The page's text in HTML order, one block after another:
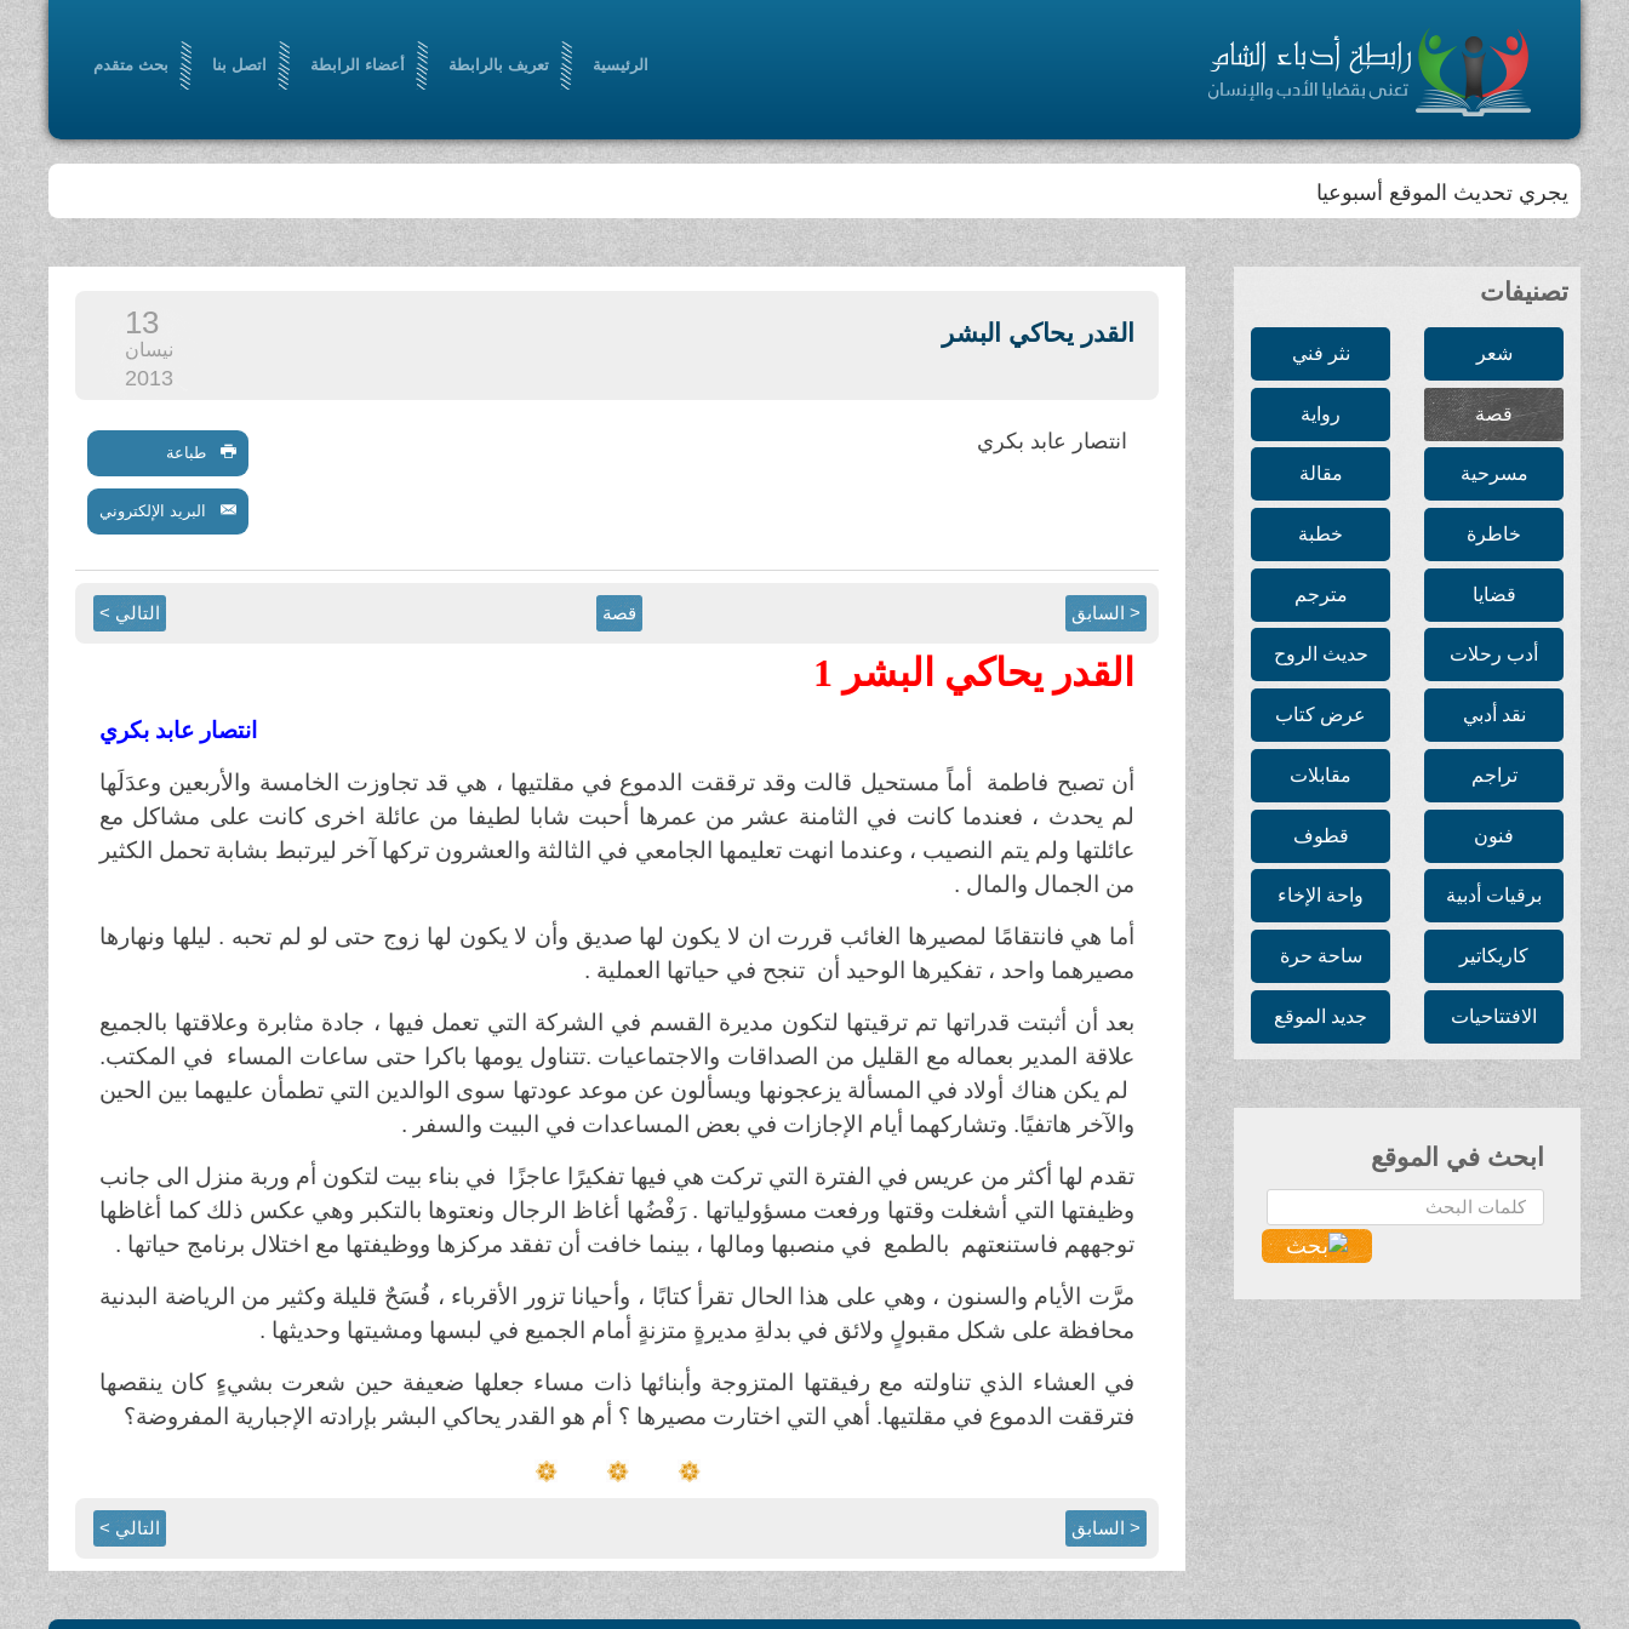
الرئيسية تعريف بالرابطة أعضاء الرابطة اتصل بنا بحث متقدم
يجري تحديث الموقع أسبوعيا
تصنيفات
شعر نثر فني
قصة رواية
مسرحية مقالة
خاطرة خطبة
قضايا مترجم
أدب رحلات حديث الروح
نقد أدبي عرض كتاب
تراجم مقابلات
فنون قطوف
برقيات أدبية واحة الإخاء
كاريكاتير ساحة حرة
الافتتاحيات جديد الموقع
ابحث في الموقع
البحث...
القدر يحاكي البشر 13
نيسان
2013
انتصار عابد بكري طباعة
البريد الإلكتروني
< السابق قصة التالي >
القدر يحاكي البشر 1
انتصار عابد بكري
أن تصبح فاطمة أماً مستحيل قالت وقد ترققت الدموع في مقلتيها ، هي قد تجاوزت الخامسة والأربعين وعدَلَها
لم يحدث ، فعندما كانت في الثامنة عشر من عمرها أحبت شابا لطيفا من عائلة اخرى كانت على مشاكل مع
عائلتها ولم يتم النصيب ، وعندما انهت تعليمها الجامعي في الثالثة والعشرون تركها آخر ليرتبط بشابة تحمل الكثير
من الجمال والمال .
أما هي فانتقامًا لمصيرها الغائب قررت ان لا يكون لها صديق وأن لا يكون لها زوج حتى لو لم تحبه . ليلها ونهارها
مصيرهما واحد ، تفكيرها الوحيد أن تنجح في حياتها العملية .
بعد أن أثبتت قدراتها تم ترقيتها لتكون مديرة القسم في الشركة التي تعمل فيها ، جادة مثابرة وعلاقتها بالجميع
علاقة المدير بعماله مع القليل من الصداقات والاجتماعيات .تتناول يومها باكرا حتى ساعات المساء في المكتب.
لم يكن هناك أولاد في المسألة يزعجونها ويسألون عن موعد عودتها سوى الوالدين التي تطمأن عليهما بين الحين
والآخر هاتفيًا. وتشاركهما أيام الإجازات في بعض المساعدات في البيت والسفر .
تقدم لها أكثر من عريس في الفترة التي تركت هي فيها تفكيرًا عاجزًا في بناء بيت لتكون أم وربة منزل الى جانب
وظيفتها التي أشغلت وقتها ورفعت مسؤولياتها . رَفْضُها أغاظ الرجال ونعتوها بالتكبر وهي عكس ذلك كما أغاظها
توجههم فاستنعتهم بالطمع في منصبها ومالها ، بينما خافت أن تفقد مركزها ووظيفتها مع اختلال برنامج حياتها .
مرَّت الأيام والسنون ، وهي على هذا الحال تقرأ كتابًا ، وأحيانا تزور الأقرباء ، فُسَحٌ قليلة وكثير من الرياضة البدنية
محافظة على شكل مقبولٍ ولائق في بدلةِ مديرةٍ متزنةٍ أمام الجميع في لبسها ومشيتها وحديثها .
في العشاء الذي تناولته مع رفيقتها المتزوجة وأبنائها ذات مساء جعلها ضعيفة حين شعرت بشيءٍ كان ينقصها
فترققت الدموع في مقلتيها. أهي التي اختارت مصيرها ؟ أم هو القدر يحاكي البشر بإرادته الإجبارية المفروضة؟
< السابق التالي >